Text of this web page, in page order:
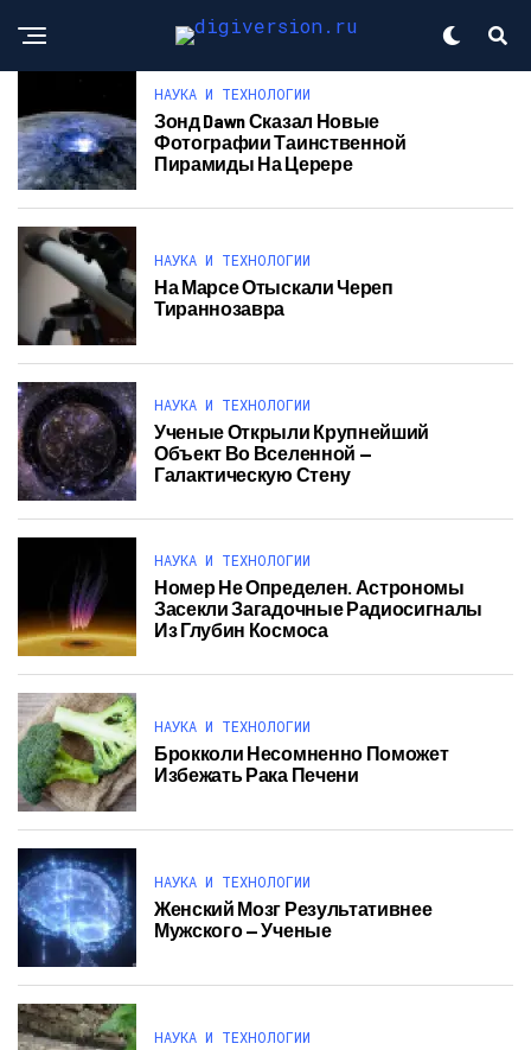
НАУКА И ТЕХНОЛОГИИ
Зонд Dawn Сказал Новые
Фотографии Таинственной
Пирамиды На Церере
НАУКА И ТЕХНОЛОГИИ
На Марсе Отыскали Череп
Тираннозавра
НАУКА И ТЕХНОЛОГИИ
Ученые Открыли Крупнейший
Объект Во Вселенной —
Галактическую Стену
НАУКА И ТЕХНОЛОГИИ
Номер Не Определен. Астрономы
Засекли Загадочные Радиосигналы
Из Глубин Космоса
НАУКА И ТЕХНОЛОГИИ
Брокколи Несомненно Поможет
Избежать Рака Печени
НАУКА И ТЕХНОЛОГИИ
Женский Мозг Результативнее
Мужского — Ученые
НАУКА И ТЕХНОЛОГИИ